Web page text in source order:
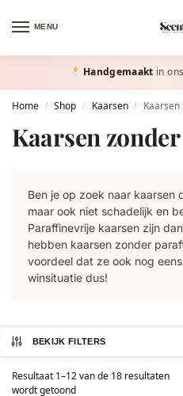
MENU
Handgemaakt in
Home / Shop / Kaarsen /
Kaarsen
Ben je op zoek naar kaarsen
maar ook niet schadelijk en
Paraffinevrije kaarsen zijn
hebben kaarsen zonder
voordeel dat ze ook nog
winsituatie dus!
BEKIJK FILTERS
Resultaat 1–12 van de 18 resultaten
wordt getoond